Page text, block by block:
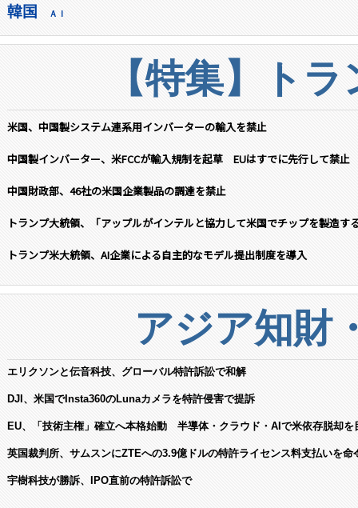
韓国 ＡＩ
【特集】ト
米国、中国製システム連系用インバーターの輸入を禁止
中国製インバーター、米FCCが輸入規制を起草 EUはすでに先行して禁止
中国財政部、46社の米国企業製品の調達を禁止
トランプ大統領、「アップルがインテルと協力して米国でチップを製造す
トランプ米大統領、AI企業による自主的なモデル提出制度を導入
アジア知財
エリクソンと伝音科技、グローバル特許訴訟で和解
DJI、米国でInsta360のLunaカメラを特許侵害で提訴
EU、「技術主権」確立へ本格始動 半導体・クラウド・AIで米依存脱却を
英国裁判所、サムスンにZTEへの3.9億ドルの特許ライセンス料支払いを命
宇樹科技が勝訴、IPO直前の特許訴訟で